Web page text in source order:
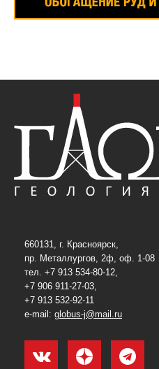
660131, г. Красноярск,
пр. Металлургов, 2ф, оф. 1-08
тел. +7 913 534-80-12,
+7 906 911-27-03,
+7 913 532-92-11
e-mail: globus-j@mail.ru